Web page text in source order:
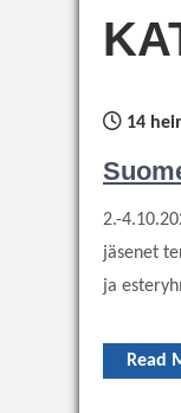
14
2.-
jäsenet
ja
Read